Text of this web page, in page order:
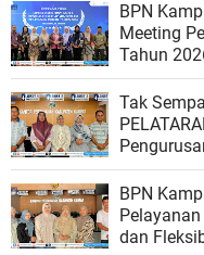
BPN
Meeting
Tahun
Tak
dan
BPN
dan